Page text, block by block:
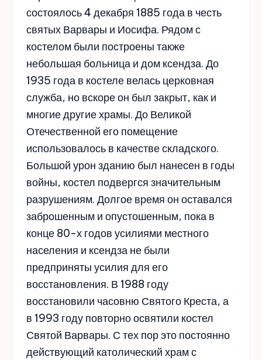
состоялось 4 декабря 1885 года в честь
святых Варвары и Иосифа. Рядом с
костелом были построены также
небольшая больница и дом ксендза. До
1935 года в костеле велась церковная
служба, но вскоре он был закрыт, как и
многие другие храмы. До Великой
Отечественной его помещение
использовалось в качестве складского.
Большой урон зданию был нанесен в годы
войны, костел подвергся значительным
разрушениям. Долгое время он оставался
заброшенным и опустошенным, пока в
конце 80-х годов усилиями местного
населения и ксендза не были
предприняты усилия для его
восстановления. В 1988 году
восстановили часовню Святого Креста, а
в 1993 году повторно освятили костел
Святой Варвары. С тех пор это постоянно
действующий католический храм с